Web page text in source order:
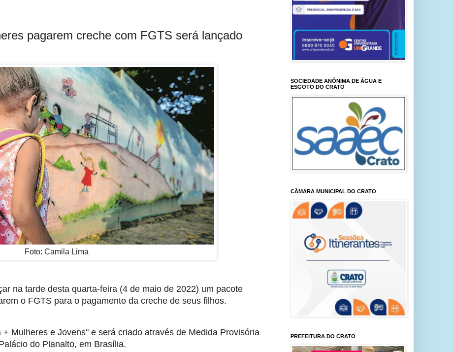
pagarem creche com FGTS será lançado
Foto: Camila Lima
na tarde desta quarta-feira (4 de maio de 2022) um pacote
o FGTS para o pagamento da creche de seus filhos.
Mulheres e Jovens" e será criado através de Medida Provisória
do Planalto, em Brasília.
SOCIEDADE ANÔNIMA DE ÁGUA E
ESGOTO DO CRATO
CÂMARA MUNICIPAL DO CRATO
PREFEITURA DO CRATO